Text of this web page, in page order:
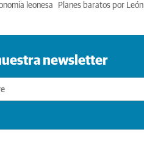
leonesa Planes baratos por León
newsletter